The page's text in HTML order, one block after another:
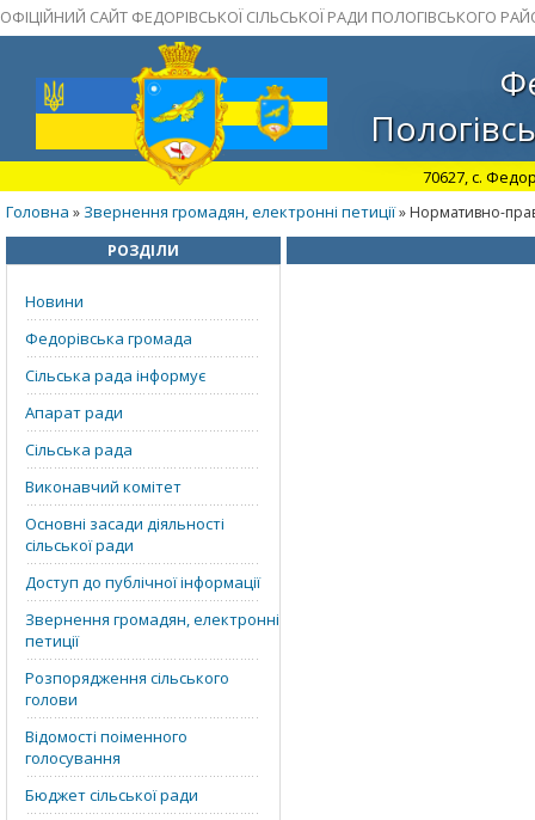
ОФІЦІЙНИЙ САЙТ ФЕДОРІВСЬКОЇ СІЛЬСЬКОЇ РАДИ ПОЛОГІВСЬКОГО
70627, с.
Головна » Звернення громадян, електронні петиції» Нормативно-
РОЗДІЛИ
Новини
Федорівська громада
Сільська рада інформує
Апарат ради
Сільська рада
Виконавчий комітет
Основні засади діяльності
сільської ради
Доступ до публічної інформації
Звернення громадян, електронні
петиції
Розпорядження сільського
голови
Відомості поіменного
голосування
Бюджет сільської ради